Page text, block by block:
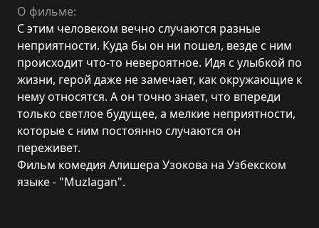
О фильме:
С этим человеком вечно случаются разные
неприятности. Куда бы он ни пошел, везде с ним
происходит что-то невероятное. Идя с улыбкой по
жизни, герой даже не замечает, как окружающие к
нему относятся. А он точно знает, что впереди
только светлое будущее, а мелкие неприятности,
которые с ним постоянно случаются он
переживет.
Фильм комедия Алишера Узокова на Узбекском
языке - "Muzlagan".